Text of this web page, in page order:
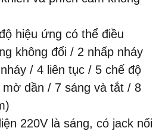
hiệu ứng có thể điều
không đổi / 2 nhấp nháy
/ 4 liên tục / 5 chế độ
dần / 7 sáng và tắt / 8
220V là sáng, có jack nối